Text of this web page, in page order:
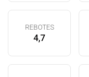
REBOTES
4,7